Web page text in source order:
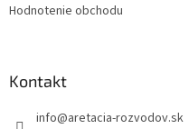
Hodnotenie obchodu
Kontakt
info@aretacia-rozvodov.sk